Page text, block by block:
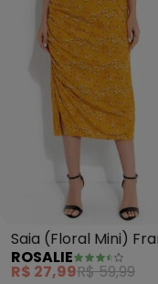
Saia (Floral Mini)
ROSALIE
R$ 27,99R$ 59,99